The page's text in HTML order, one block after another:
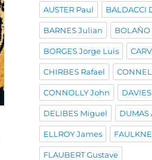
AUSTER Paul BALDACCI
BARNES Julian
BORGES Jorge Luis
CHIRBES Rafael
CONNOLLY John
DELIBES Miguel
ELLROY James
FLAUBERT Gustave